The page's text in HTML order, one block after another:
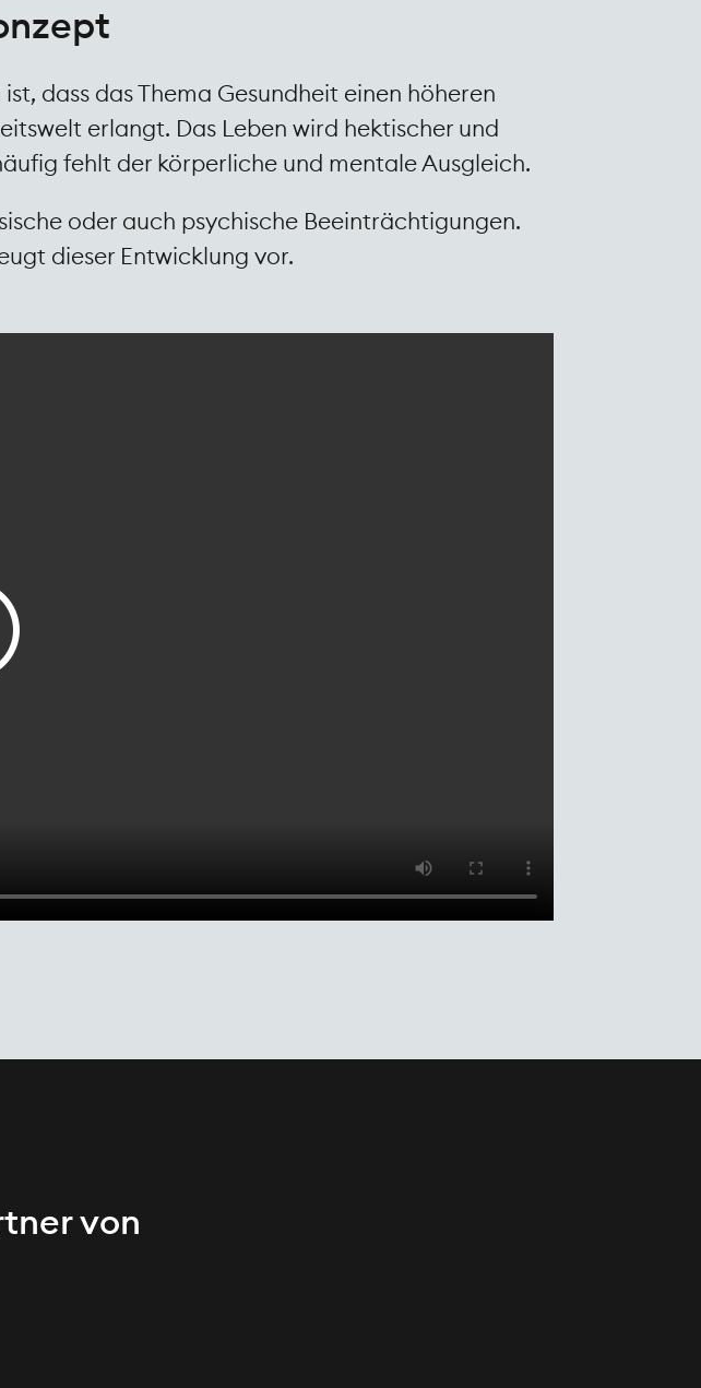
dass das Thema Gesundheit einen höheren
erlangt. Das Leben wird hektischer und
fehlt der körperliche und mentale Ausgleich.
oder auch psychische Beeinträchtigungen.
dieser Entwicklung vor.
von